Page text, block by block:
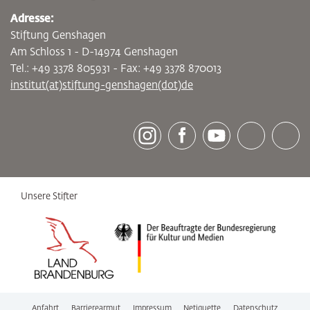
[socialLinksTitle]
Adresse:
Stiftung Genshagen
Am Schloss 1 - D-14974 Genshagen
Tel.: +49 3378 805931 - Fax: +49 3378 870013
institut(at)stiftung-genshagen(dot)de
Unsere Stifter
Anfahrt Barrierearmut Impressum Netiquette Datenschutz